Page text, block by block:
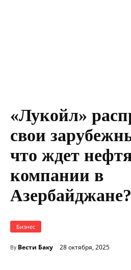
«Лукойл»
свои
что ждет
компании в
Азербайджане?
Бизнес
By Вести Баку 28 октября, 2025